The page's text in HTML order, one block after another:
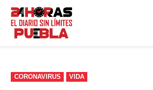
Saltar
contenido
PUBLICADO
EN
CORONAVIRUS VIDA